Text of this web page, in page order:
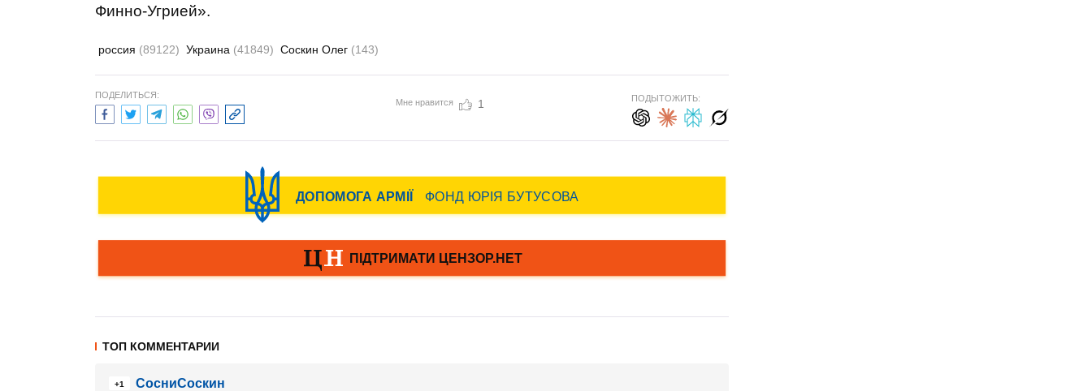
Финно-Угрией».
россия (89122) Украина (41849) Соскин Олег (143)
ПОДЕЛИТЬСЯ:
Мне нравится 1 ПОДЫТОЖИТЬ:
ТОП КОММЕНТАРИИ
+1
СосниСоскин